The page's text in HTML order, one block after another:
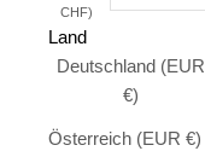
CHF)
Land
Deutschland (EUR
€)
Österreich (EUR €)